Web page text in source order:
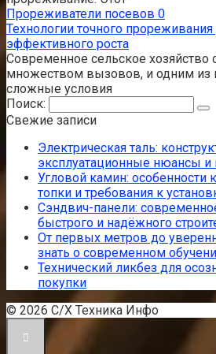
Прореживатели посевов 0
Технологии точного
эффективного роста
Современное сельское хозяйство
множеством вызовов, и одним из
сложные условия
Поиск:
Свежие записи
Электрическая таль:
эксплуатационные нюансы и
Угловой камин: особенности
топки и требования к
Сэндвич-панели:
быстрого и надёжного
От первых метров до
знать о современном
Технический ликбез для
покупки
© 2026 С/Х Техника Инфо